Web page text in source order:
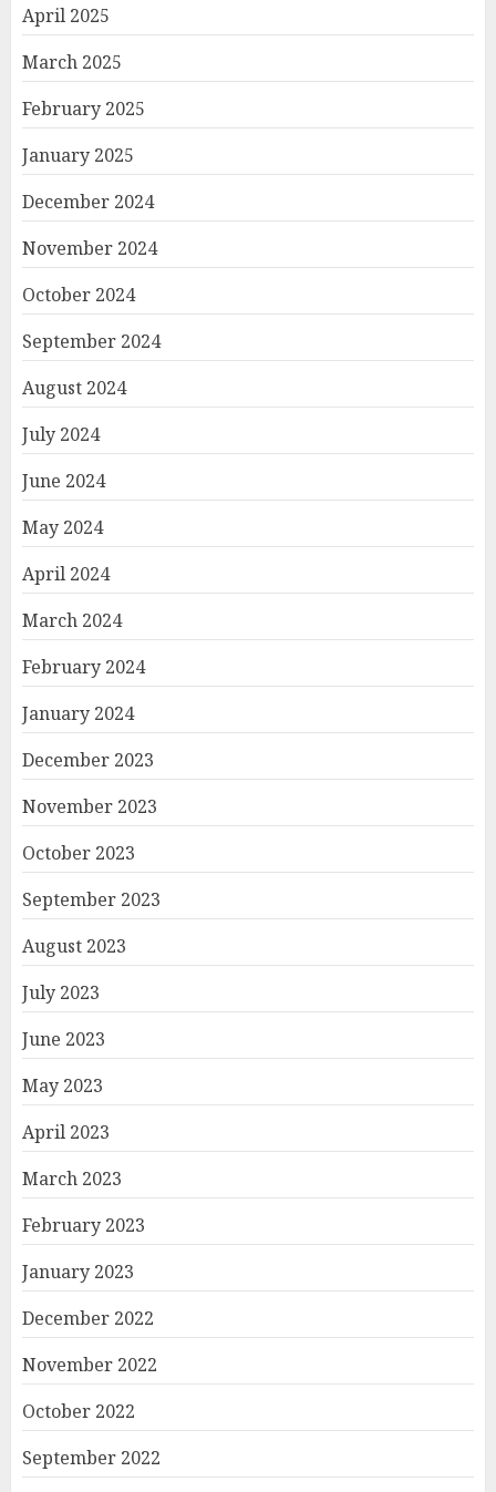
April 2025
March 2025
February 2025
January 2025
December 2024
November 2024
October 2024
September 2024
August 2024
July 2024
June 2024
May 2024
April 2024
March 2024
February 2024
January 2024
December 2023
November 2023
October 2023
September 2023
August 2023
July 2023
June 2023
May 2023
April 2023
March 2023
February 2023
January 2023
December 2022
November 2022
October 2022
September 2022